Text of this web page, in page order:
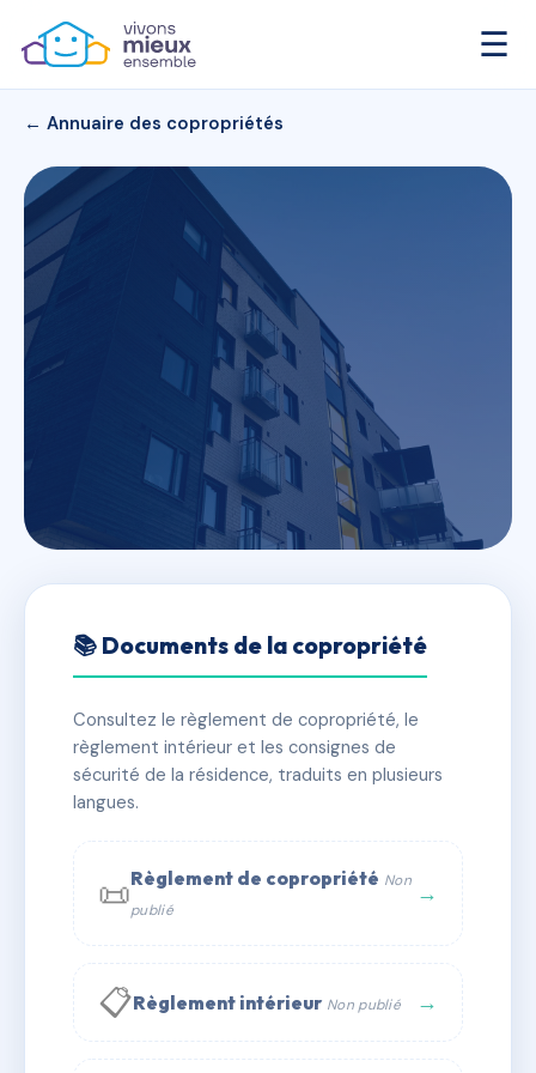
☰
← Annuaire des copropriétés
SDC VERDUN 92
✓ Immatriculée 🏠 8 lots 🏗 1 bâtiment(s)
📞 Contacter Syndic Digital
📚 Documents de la copropriété
Consultez le règlement de copropriété, le
règlement intérieur et les consignes de
sécurité de la résidence, traduits en plusieurs
langues.
📜Règlement de copropriété Non
publié
→
📋Règlement intérieur Non publié →